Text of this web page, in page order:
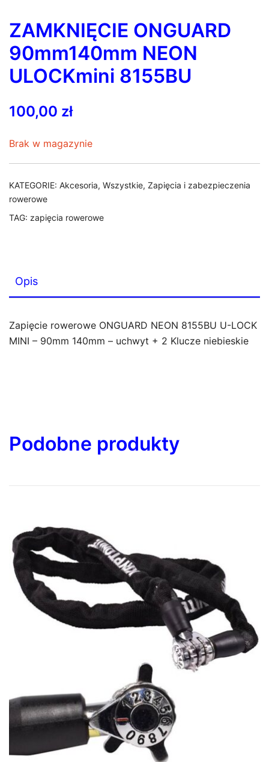
ZAMKNIĘCIE ONGUARD
90mm140mm NEON
ULOCKmini 8155BU
100,00 zł
Brak w magazynie
KATEGORIE: Akcesoria, Wszystkie, Zapięcia i zabezpieczenia
rowerowe
TAG: zapięcia rowerowe
Opis
Zapięcie rowerowe ONGUARD NEON 8155BU U-LOCK
MINI – 90mm 140mm – uchwyt + 2 Klucze niebieskie
Podobne produkty